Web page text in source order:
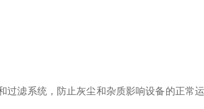
滤系统，防止灰尘和杂质影响设备的正常